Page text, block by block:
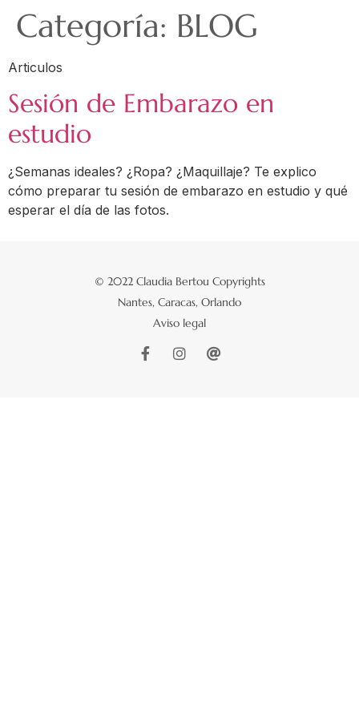
Categoría: BLOG
Articulos
Sesión de Embarazo en
estudio
¿Semanas ideales? ¿Ropa? ¿Maquillaje? Te explico
cómo preparar tu sesión de embarazo en estudio y qué
esperar el día de las fotos.
© 2022 Claudia Bertou Copyrights
Nantes, Caracas, Orlando
Aviso legal